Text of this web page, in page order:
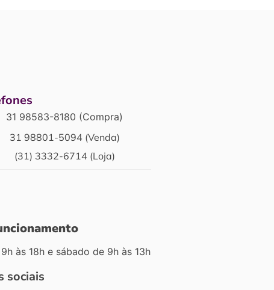
31 98583-8180 (Compra)
31 98801-5094 (Venda)
(31) 3332-6714 (Loja)
às 18h e sábado de 9h às 13h
sociais